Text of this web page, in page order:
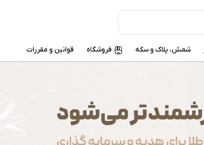
شمش، پلاک و سکه فروشگاه قوانین و مقررات